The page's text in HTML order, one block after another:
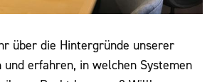
über die Hintergründe unserer
erfahren, in welchen Systemen